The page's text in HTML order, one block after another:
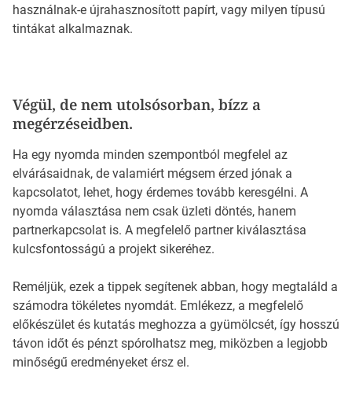
használnak-e újrahasznosított papírt, vagy milyen típusú
tintákat alkalmaznak.
Végül, de nem utolsósorban, bízz a
megérzéseidben.
Ha egy nyomda minden szempontból megfelel az
elvárásaidnak, de valamiért mégsem érzed jónak a
kapcsolatot, lehet, hogy érdemes tovább keresgélni. A
nyomda választása nem csak üzleti döntés, hanem
partnerkapcsolat is. A megfelelő partner kiválasztása
kulcsfontosságú a projekt sikeréhez.
Reméljük, ezek a tippek segítenek abban, hogy megtaláld a
számodra tökéletes nyomdát. Emlékezz, a megfelelő
előkészület és kutatás meghozza a gyümölcsét, így hosszú
távon időt és pénzt spórolhatsz meg, miközben a legjobb
minőségű eredményeket érsz el.